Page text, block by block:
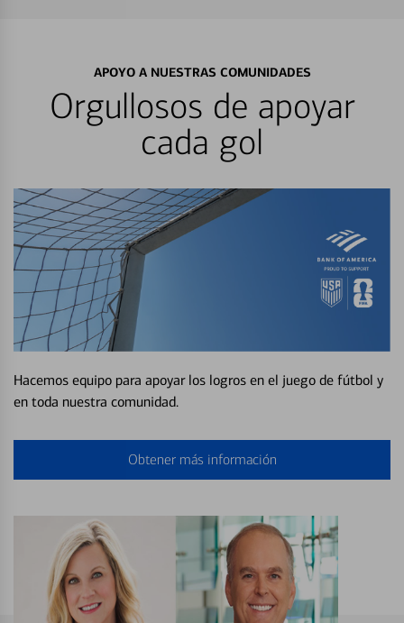
APOYO A NUESTRAS COMUNIDADES
Orgullosos de apoyar
cada gol
Hacemos equipo para apoyar los logros en el juego de fútbol y
en toda nuestra comunidad.
Obtener más información